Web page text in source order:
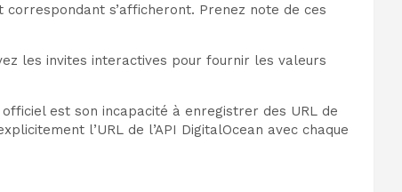
s’afficheront. Prenez note de ces
les invites interactives pour fournir les valeurs
est son incapacité à enregistrer des URL de
l’URL de l’API DigitalOcean avec chaque